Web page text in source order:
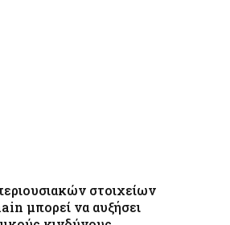
στοιχείων
μπορεί να αυξήσει